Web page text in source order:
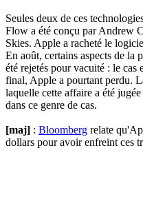
Seules deux de ces
Flow a été conçu par Andrew
Skies. Apple a racheté le
En août, certains aspects de la
été rejetés pour vacuité : le cas
final, Apple a pourtant perdu.
laquelle cette affaire a été
dans ce genre de cas.
[maj] : Bloomberg relate
dollars pour avoir enfreint ces